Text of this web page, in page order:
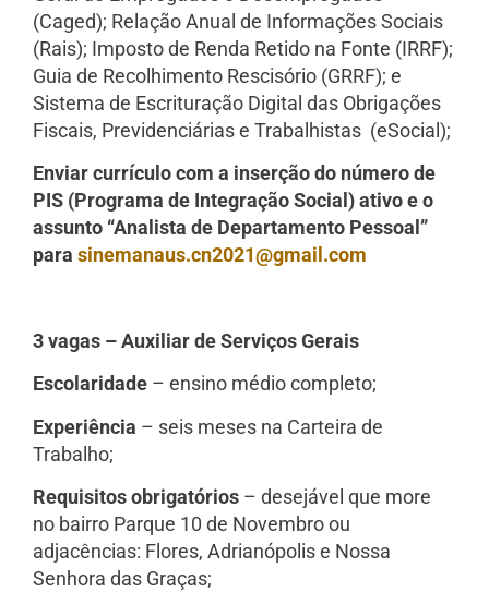
(Caged); Relação Anual de Informações Sociais
(Rais); Imposto de Renda Retido na Fonte (IRRF);
Guia de Recolhimento Rescisório (GRRF); e
Sistema de Escrituração Digital das Obrigações
Fiscais, Previdenciárias e Trabalhistas (eSocial);
Enviar currículo com a inserção do número de
PIS (Programa de Integração Social) ativo e o
assunto “Analista de Departamento Pessoal”
para sinemanaus.cn2021@gmail.com
3 vagas – Auxiliar de Serviços Gerais
Escolaridade – ensino médio completo;
Experiência – seis meses na Carteira de
Trabalho;
Requisitos obrigatórios – desejável que more
no bairro Parque 10 de Novembro ou
adjacências: Flores, Adrianópolis e Nossa
Senhora das Graças;